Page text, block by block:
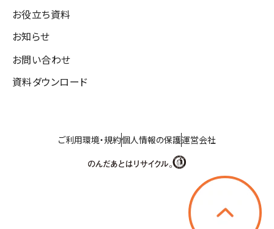
お役立ち資料
お知らせ
お問い合わせ
資料ダウンロード
ご利用環境・規約個人情報の保護運営会社